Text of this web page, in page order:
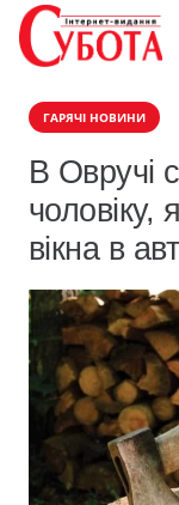
ГАРЯЧІ НОВИНИ
В Овручі
чоловіку,
вікна в